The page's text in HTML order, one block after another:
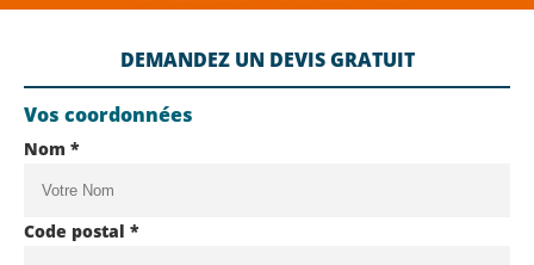
DEMANDEZ UN DEVIS GRATUIT
Vos coordonnées
Nom *
Code postal *